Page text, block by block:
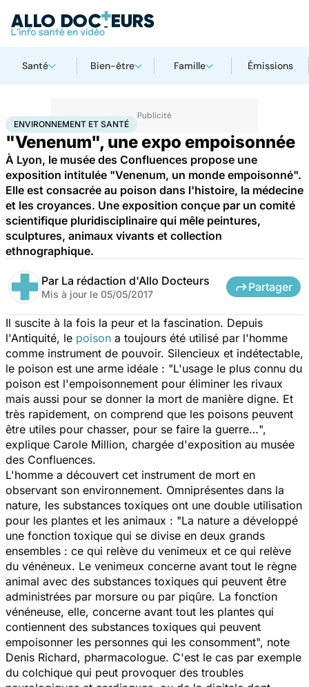
Santé Bien-être Famille Émissions
AccueilBien-êtreEnvironnement et santé
ENVIRONNEMENT ET SANTÉ
"Venenum", une expo empoisonnée
À Lyon, le musée des Confluences propose une
exposition intitulée "Venenum, un monde empoisonné".
Elle est consacrée au poison dans l'histoire, la médecine
et les croyances. Une exposition conçue par un comité
scientifique pluridisciplinaire qui mêle peintures,
sculptures, animaux vivants et collection
ethnographique.
Par La rédaction d'Allo Docteurs
Mis à jour le 05/05/2017
Partager
Il suscite à la fois la peur et la fascination. Depuis
l'Antiquité, le poison a toujours été utilisé par l'homme
comme instrument de pouvoir. Silencieux et indétectable,
le poison est une arme idéale : "L'usage le plus connu du
poison est l'empoisonnement pour éliminer les rivaux
mais aussi pour se donner la mort de manière digne. Et
très rapidement, on comprend que les poisons peuvent
être utiles pour chasser, pour se faire la guerre…",
explique Carole Million, chargée d'exposition au musée
des Confluences.
L'homme a découvert cet instrument de mort en
observant son environnement. Omniprésentes dans la
nature, les substances toxiques ont une double utilisation
pour les plantes et les animaux : "La nature a développé
une fonction toxique qui se divise en deux grands
ensembles : ce qui relève du venimeux et ce qui relève
du vénéneux. Le venimeux concerne avant tout le règne
animal avec des substances toxiques qui peuvent être
administrées par morsure ou par piqûre. La fonction
vénéneuse, elle, concerne avant tout les plantes qui
contiennent des substances toxiques qui peuvent
empoisonner les personnes qui les consomment", note
Denis Richard, pharmacologue. C'est le cas par exemple
du colchique qui peut provoquer des troubles